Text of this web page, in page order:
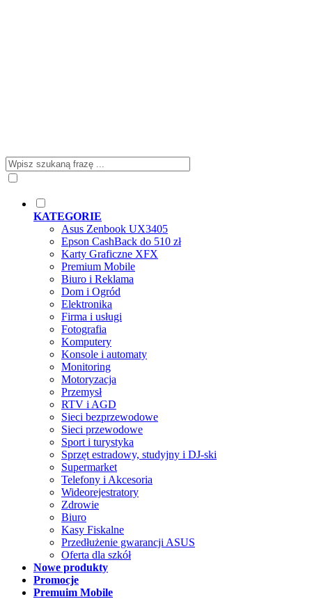
KATEGORIE
Asus Zenbook UX3405
Epson CashBack do 510 zł
Karty Graficzne XFX
Premium Mobile
Biuro i Reklama
Dom i Ogród
Elektronika
Firma i usługi
Fotografia
Komputery
Konsole i automaty
Monitoring
Motoryzacja
Przemysł
RTV i AGD
Sieci bezprzewodowe
Sieci przewodowe
Sport i turystyka
Sprzęt estradowy, studyjny i DJ-ski
Supermarket
Telefony i Akcesoria
Wideorejestratory
Zdrowie
Biuro
Kasy Fiskalne
Przedłużenie gwarancji ASUS
Oferta dla szkół
Nowe produkty
Promocje
Premuim Mobile